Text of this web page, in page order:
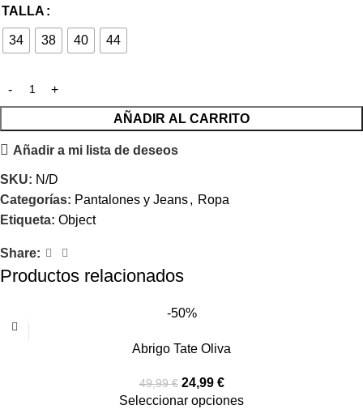
TALLA
34 38 40 44
AÑADIR AL CARRITO
Añadir a mi lista de deseos
SKU: N/D
Categorías: Pantalones y Jeans, Ropa
Etiqueta: Object
Share:
Productos relacionados
-50%
Abrigo Tate Oliva
49,99€ 24,99 €
Seleccionar opciones